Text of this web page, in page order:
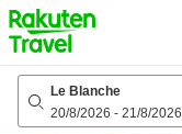
to
top
page
Le Blanche
20/8/2026 - 21/8/2026